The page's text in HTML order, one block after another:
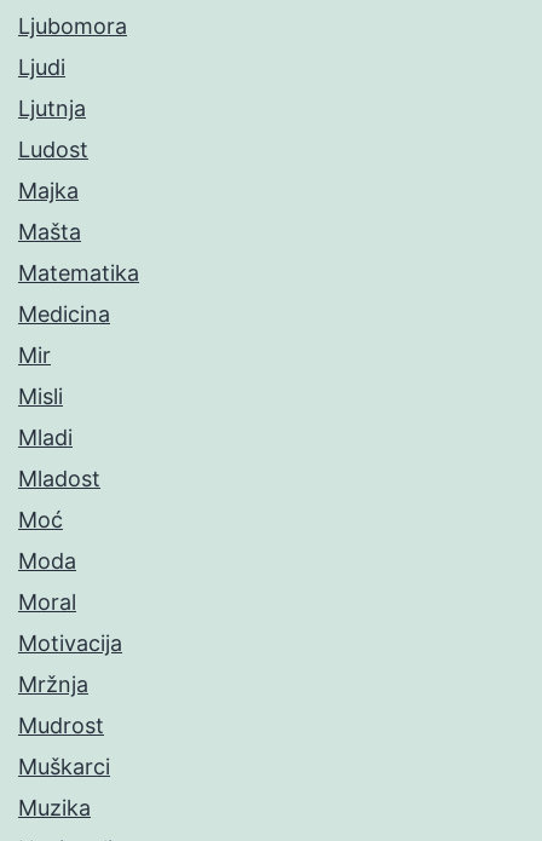
Ljubomora
Ljudi
Ljutnja
Ludost
Majka
Mašta
Matematika
Medicina
Mir
Misli
Mladi
Mladost
Moć
Moda
Moral
Motivacija
Mržnja
Mudrost
Muškarci
Muzika